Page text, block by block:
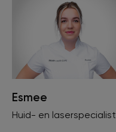
Esmee
Huid- en laserspecialist